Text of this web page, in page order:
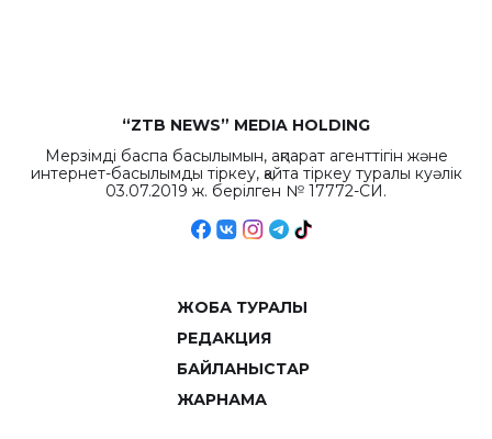
“ZTB NEWS” MEDIA HOLDING
Мерзімді баспа басылымын, ақпарат агенттігін және
интернет-басылымды тіркеу, қайта тіркеу туралы куәлік
03.07.2019 ж. берілген № 17772-СИ.
ЖОБА ТУРАЛЫ
РЕДАКЦИЯ
БАЙЛАНЫСТАР
ЖАРНАМА